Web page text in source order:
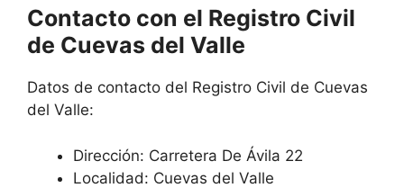
Contacto con el Registro Civil
de Cuevas del Valle
Datos de contacto del Registro Civil de Cuevas
del Valle:
Dirección: Carretera De Ávila 22
Localidad: Cuevas del Valle